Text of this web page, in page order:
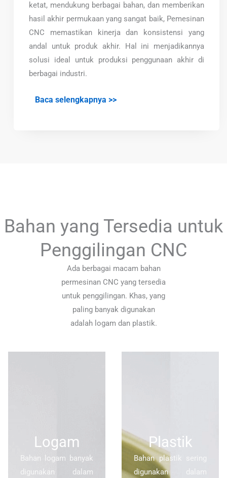
ketat, mendukung berbagai bahan, dan memberikan
hasil akhir permukaan yang sangat baik, Pemesinan
CNC memastikan kinerja dan konsistensi yang
andal untuk produk akhir. Hal ini menjadikannya
solusi ideal untuk produksi penggunaan akhir di
berbagai industri.
Baca selengkapnya >>
Bahan yang Tersedia untuk
Penggilingan CNC
Ada berbagai macam bahan
permesinan CNC yang tersedia
untuk penggilingan. Khas, yang
paling banyak digunakan
adalah logam dan plastik.
Logam
Bahan logam banyak
digunakan dalam
Plastik
Bahan plastik sering
digunakan dalam